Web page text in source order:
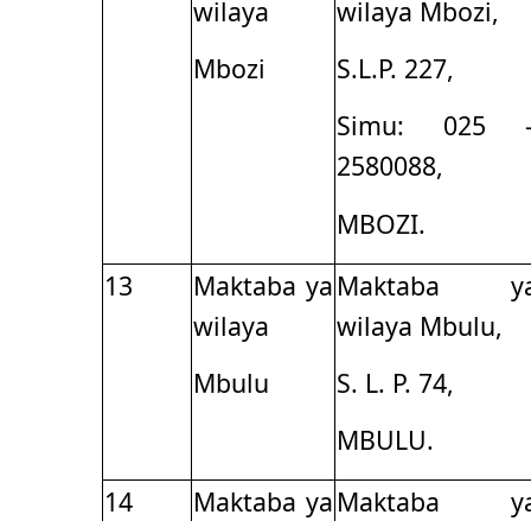
wilaya
Mbozi
wilaya Mbozi,
S.L.P. 227,
Simu: 025
2580088,
MBOZI.
13
Maktaba ya
wilaya
Mbulu
Maktaba
wilaya Mbulu,
S. L. P. 74,
MBULU.
14
Maktaba ya Maktaba